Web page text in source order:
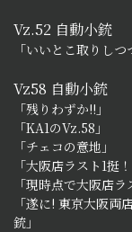
Vz.52 自動小銃
「いいとこ取りし
Vz58 自動小銃
「残りわずか!!」
「KA1のVz.58」
「チェコの意地」
「大阪店ラスト1挺
「現時点で大阪店
「遂に! 東京大阪
銃」